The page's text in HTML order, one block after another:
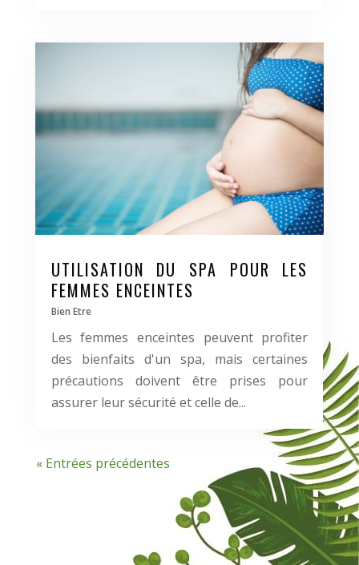
UTILISATION DU SPA POUR LES
FEMMES ENCEINTES
Bien Etre
Les femmes enceintes peuvent profiter
des bienfaits d'un spa, mais certaines
précautions doivent être prises pour
assurer leur sécurité et celle de...
« Entrées précédentes